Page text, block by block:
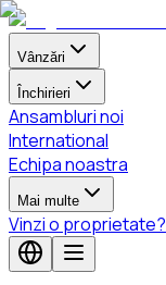
Vânzări
Închirieri
Ansambluri noi
International
Echipa noastra
Mai multe
Vinzi o proprietate?